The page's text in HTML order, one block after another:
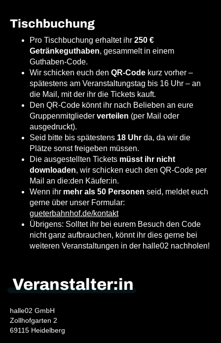
Tischbuchung
Pro Tischbuchung erhaltet ihr 250 €
Getränkeguthaben, gesammelt in einem
Guthaben-Code.
Wir schicken euch den QR-Code kurz vorher –
spätestens am Veranstaltungstag bis 16 Uhr – an
die Mail, mit der ihr die Tickets kauft.
Den QR-Code könnt ihr nach Belieben an eure
Gruppenmitglieder verteilen (per Mail oder
ausgedruckt).
Seid bitte bis spätestens 18 Uhr da, da wir die
Plätze sonst freigeben müssen.
Die ausgestellten Tickets müsst ihr nicht
downloaden, wir schicken euch den QR-Code per
Mail an die:den Käufer:in.
Wenn ihr mehr als 50 Personen seid, meldet euch
gerne über unser Formular:
gueterbahnhof.de/kontakt
Übrigens: Solltet ihr bei eurem Besuch den Code
nicht ganz aufbrauchen, könnt ihr dies gerne bei
weiteren Veranstaltungen in der halle02 nachholen!
Veranstalter:in
halle02 GmbH
Zollhofgarten 2
69115 Heidelberg